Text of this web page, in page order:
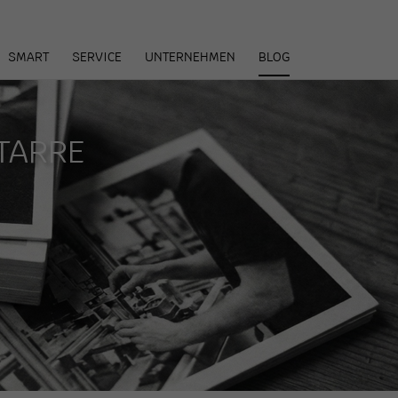
SMART SERVICE UNTERNEHMEN BLOG